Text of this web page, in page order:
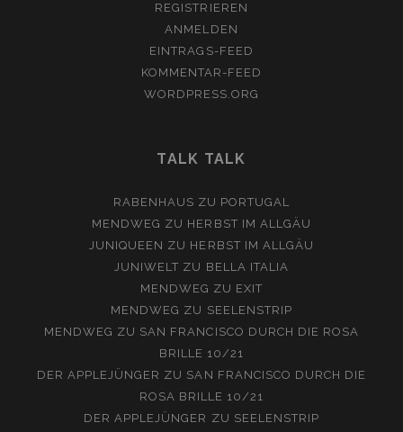
REGISTRIEREN
ANMELDEN
EINTRAGS-FEED
KOMMENTAR-FEED
WORDPRESS.ORG
TALK TALK
RABENHAUS ZU PORTUGAL
MENDWEG ZU HERBST IM ALLGÄU
JUNIQUEEN ZU HERBST IM ALLGÄU
JUNIWELT ZU BELLA ITALIA
MENDWEG ZU EXIT
MENDWEG ZU SEELENSTRIP
MENDWEG ZU SAN FRANCISCO DURCH DIE ROSA
BRILLE 10/21
DER APPLEJÜNGER ZU SAN FRANCISCO DURCH DIE
ROSA BRILLE 10/21
DER APPLEJÜNGER ZU SEELENSTRIP